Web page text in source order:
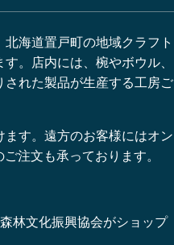
海道置戸町の地域クラフト
。店内には、椀やボウル、
れた製品が生産する工房ご
す。遠方のお客様にはオン
注文も承っております。
林文化振興協会がショップ